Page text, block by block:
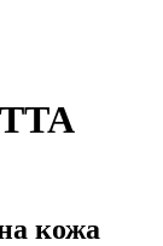
кожа